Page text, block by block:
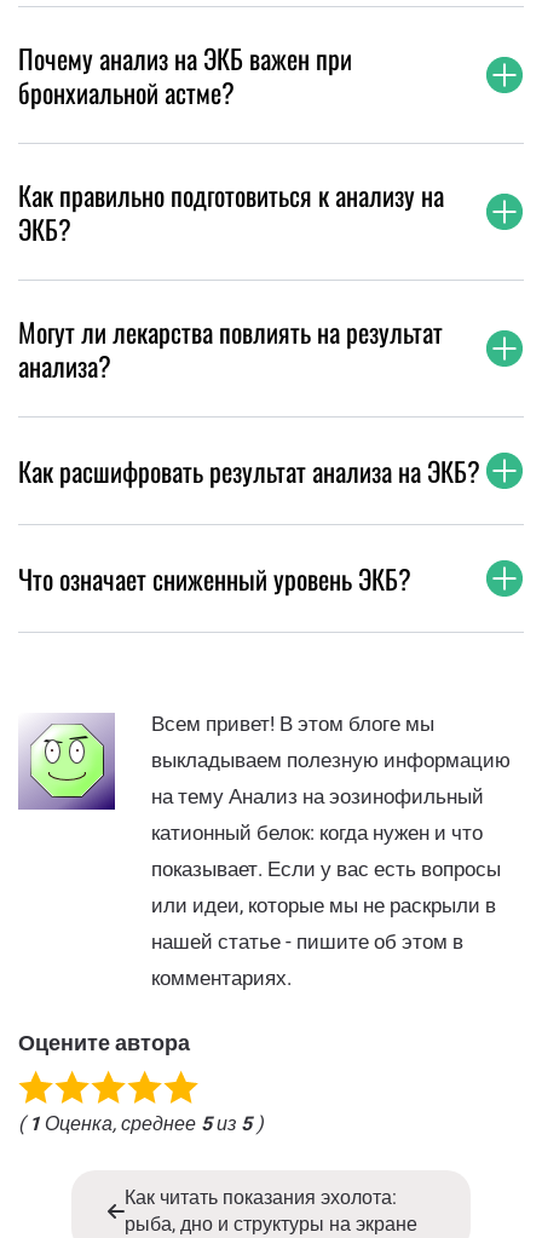
Почему анализ на ЭКБ важен при
бронхиальной астме?
Как правильно подготовиться к анализу на
ЭКБ?
Могут ли лекарства повлиять на результат
анализа?
Как расшифровать результат анализа на ЭКБ?
Что означает сниженный уровень ЭКБ?
Всем привет! В этом блоге мы
выкладываем полезную информацию
на тему Анализ на эозинофильный
катионный белок: когда нужен и что
показывает. Если у вас есть вопросы
или идеи, которые мы не раскрыли в
нашей статье - пишите об этом в
комментариях.
Оцените автора
( 1 Оценка, среднее 5из 5)
Как читать показания эхолота:
рыба, дно и структуры на экране